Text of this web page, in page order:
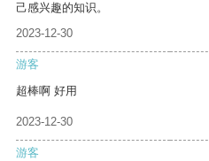
己感兴趣的知识。
2023-12-30
游客
超棒啊 好用
2023-12-30
游客